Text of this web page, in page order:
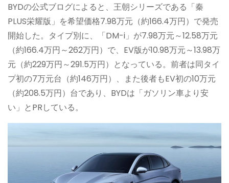
BYDの公式ブログによると、王朝シリーズである「秦
PLUS栄耀版」を希望価格7.98万元（約166.4万円）で発売
開始した。タイプ別に、「DM-i」が7.98万元～12.58万元
（約166.4万円～262万円）で、EV版が10.98万元～13.98万
元（約229万円～291.5万円）となっている。前者は同タイ
プ初の7万元台（約146万円）、また後者もEV初の10万元
（約208.5万円）台であり、BYDは「ガソリン車より安
い」とPRしている。